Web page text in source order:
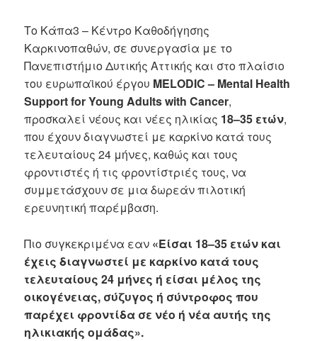
Το Κάπα3 – Κέντρο Καθοδήγησης
Καρκινοπαθών, σε συνεργασία με το
Πανεπιστήμιο Δυτικής Αττικής και στο πλαίσιο
του ευρωπαϊκού έργου MELODIC – Mental Health
Support for Young Adults with Cancer,
προσκαλεί νέους και νέες ηλικίας 18–35 ετών,
που έχουν διαγνωστεί με καρκίνο κατά τους
τελευταίους 24 μήνες, καθώς και τους
φροντιστές ή τις φροντίστριές τους, να
συμμετάσχουν σε μια δωρεάν πιλοτική
ερευνητική παρέμβαση.
Πιο συγκεκριμένα εαν «Είσαι 18–35 ετών και
έχεις διαγνωστεί με καρκίνο κατά τους
τελευταίους 24 μήνες ή είσαι μέλος της
οικογένειας, σύζυγος ή σύντροφος που
παρέχει φροντίδα σε νέο ή νέα αυτής της
ηλικιακής ομάδας».